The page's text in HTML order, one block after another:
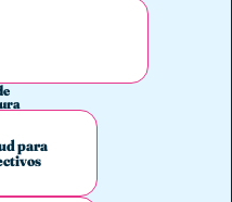
para